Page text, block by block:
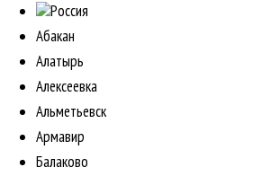
Россия
Абакан
Алатырь
Алексеевка
Альметьевск
Армавир
Балаково